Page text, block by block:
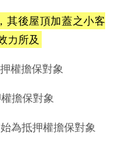
其後屋頂加蓋之小客
力所及
權擔保對象
擔保對象
為抵押權擔保對象